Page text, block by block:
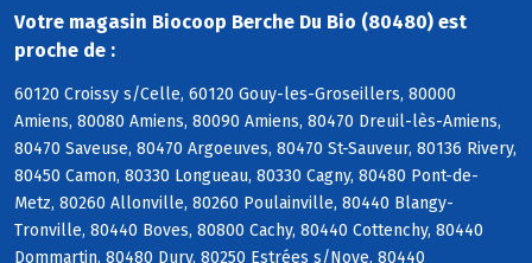
Votre magasin Biocoop Berche Du Bio (80480) est
proche de :
60120 Croissy s/Celle, 60120 Gouy-les-Groseillers, 80000
Amiens, 80080 Amiens, 80090 Amiens, 80470 Dreuil-lès-Amiens,
80470 Saveuse, 80470 Argoeuves, 80470 St-Sauveur, 80136 Rivery,
80450 Camon, 80330 Longueau, 80330 Cagny, 80480 Pont-de-
Metz, 80260 Allonville, 80260 Poulainville, 80440 Blangy-
Tronville, 80440 Boves, 80800 Cachy, 80440 Cottenchy, 80440
Dommartin, 80480 Dury, 80250 Estrées s/Noye, 80440